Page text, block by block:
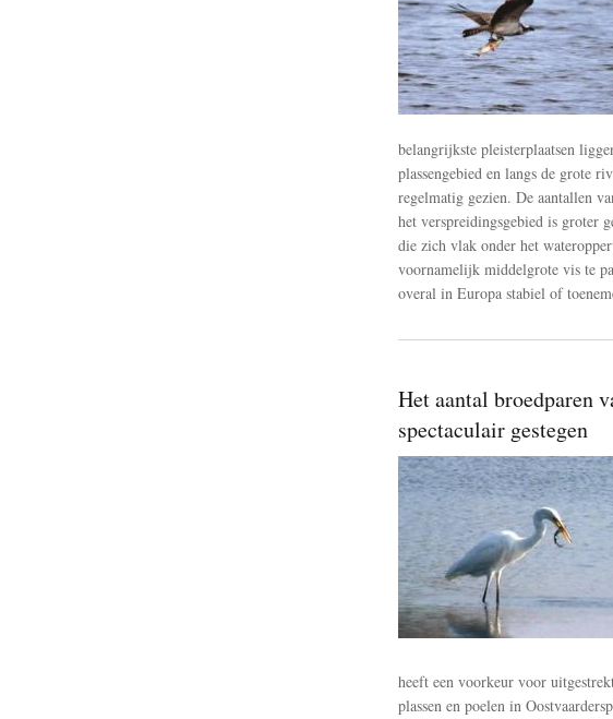
belangrijkste pleisterplaatsen
plassengebied en langs de grote
regelmatig gezien. De aantallen
het verspreidingsgebied is groter
die zich vlak onder het
voornamelijk middelgrote vis te
overal in Europa stabiel of
Het aantal broedparen
spectaculair gestegen
heeft een voorkeur voor
plassen en poelen in